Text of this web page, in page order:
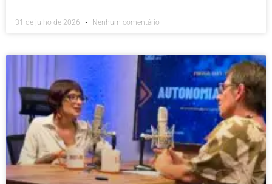
31 de julho de 2026 Nenhum comentário